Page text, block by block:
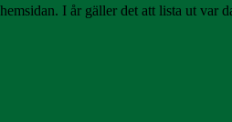
I år gäller det att lista ut var